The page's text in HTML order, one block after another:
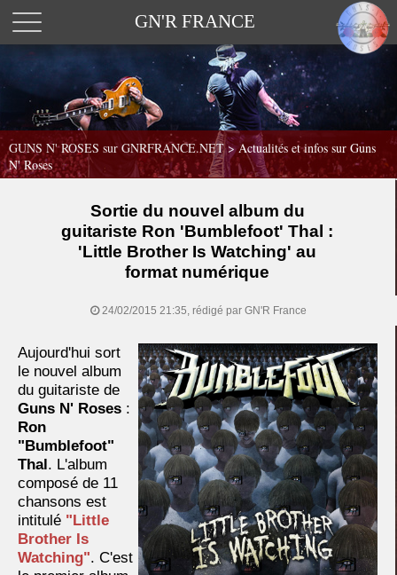
GN'R FRANCE
GUNS N' ROSES sur GNRFRANCE.NET>Actualités et infos sur Guns
N' Roses
Sortie du nouvel album du
guitariste Ron 'Bumblefoot' Thal :
'Little Brother Is Watching' au
format numérique
24/02/2015 21:35, rédigé par GN'R France
Aujourd'hui sort
le nouvel album
du guitariste de
Guns N' Roses :
Ron
"Bumblefoot"
Thal. L'album
composé de 11
chansons est
intitulé "Little
Brother Is
Watching". C'est